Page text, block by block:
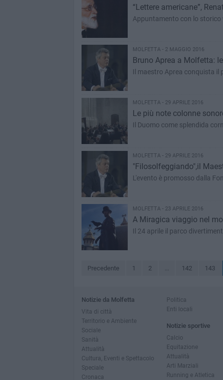
“Lettere americane”,
Appuntamento con lo storico
MOLFETTA - 2 MAGGIO 2016
Bruno Aprea a Molfetta:
Il maestro Aprea conquista il
MOLFETTA - 29 APRILE 2016
Le più note colonne
MOLFETTA - 29 APRILE 2016
"Filosolfeggiando",il
L'evento è promosso dalla
MOLFETTA - 23 APRILE 2016
A Miragica viaggio nel
Il 24 aprile il parco
Precedente 1 2 ... 142 143
Notizie da Molfetta
Vita di città
Territorio e Ambiente
Sociale
Sanità
Attualità
Cultura, Eventi e Spettacolo
Speciale
Cronaca
Politica
Enti locali
Notizie sportive
Calcio
Equitazione
Attualità
Arti Marziali
Running e Atletica